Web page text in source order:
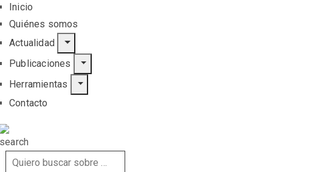
Inicio
Quiénes somos
Actualidad
Publicaciones
Herramientas
Contacto